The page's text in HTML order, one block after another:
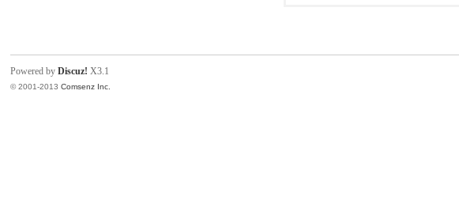
Powered byDiscuz! X3.1
© 2001-2013Comsenz Inc.